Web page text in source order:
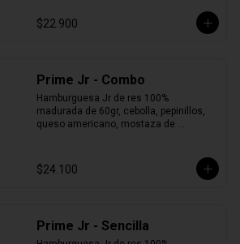
$22.900
Prime Jr - Combo
Hamburguesa Jr de res 100%
madurada de 60gr, cebolla, pepinillos,
queso americano, mostaza de
$24.100
Prime Jr - Sencilla